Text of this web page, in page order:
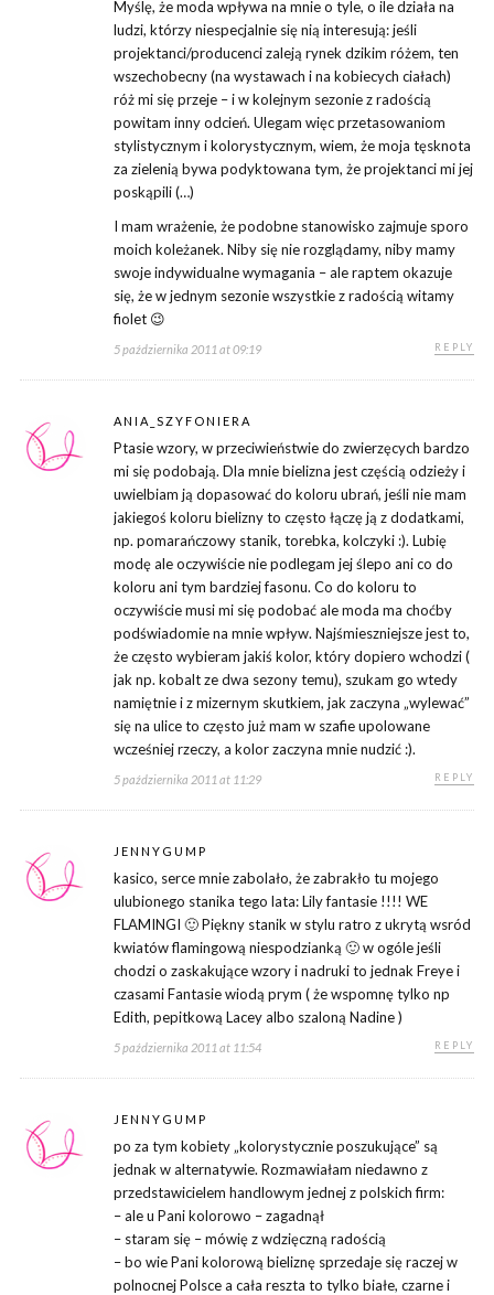
Myślę, że moda wpływa na mnie o tyle, o ile działa na
ludzi, którzy niespecjalnie się nią interesują: jeśli
projektanci/producenci zaleją rynek dzikim różem, ten
wszechobecny (na wystawach i na kobiecych ciałach)
róż mi się przeje – i w kolejnym sezonie z radością
powitam inny odcień. Ulegam więc przetasowaniom
stylistycznym i kolorystycznym, wiem, że moja tęsknota
za zielenią bywa podyktowana tym, że projektanci mi jej
poskąpili (…)
I mam wrażenie, że podobne stanowisko zajmuje sporo
moich koleżanek. Niby się nie rozglądamy, niby mamy
swoje indywidualne wymagania – ale raptem okazuje
się, że w jednym sezonie wszystkie z radością witamy
fiolet 😉
5 października 2011 at 09:19 REPLY
ANIA_SZYFONIERA
Ptasie wzory, w przeciwieństwie do zwierzęcych bardzo
mi się podobają. Dla mnie bielizna jest częścią odzieży i
uwielbiam ją dopasować do koloru ubrań, jeśli nie mam
jakiegoś koloru bielizny to często łączę ją z dodatkami,
np. pomarańczowy stanik, torebka, kolczyki :). Lubię
modę ale oczywiście nie podlegam jej ślepo ani co do
koloru ani tym bardziej fasonu. Co do koloru to
oczywiście musi mi się podobać ale moda ma choćby
podświadomie na mnie wpływ. Najśmieszniejsze jest to,
że często wybieram jakiś kolor, który dopiero wchodzi (
jak np. kobalt ze dwa sezony temu), szukam go wtedy
namiętnie i z mizernym skutkiem, jak zaczyna „wylewać”
się na ulice to często już mam w szafie upolowane
wcześniej rzeczy, a kolor zaczyna mnie nudzić :).
5 października 2011 at 11:29 REPLY
JENNYGUMP
kasico, serce mnie zabolało, że zabrakło tu mojego
ulubionego stanika tego lata: Lily fantasie !!!! WE
FLAMINGI 🙂 Piękny stanik w stylu ratro z ukrytą wsród
kwiatów flamingową niespodzianką 🙂 w ogóle jeśli
chodzi o zaskakujące wzory i nadruki to jednak Freye i
czasami Fantasie wiodą prym ( że wspomnę tylko np
Edith, pepitkową Lacey albo szaloną Nadine )
5 października 2011 at 11:54 REPLY
JENNYGUMP
po za tym kobiety „kolorystycznie poszukujące” są
jednak w alternatywie. Rozmawiałam niedawno z
przedstawicielem handlowym jednej z polskich firm:
– ale u Pani kolorowo – zagadnął
– staram się – mówię z wdzięczną radością
– bo wie Pani kolorową bieliznę sprzedaje się raczej w
polnocnej Polsce a cała reszta to tylko białe, czarne i